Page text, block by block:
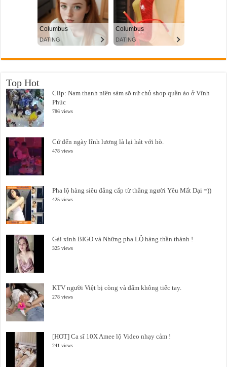
Top Hot
Clip: Nam thanh niên sàm sỡ nữ chủ shop quần áo ở Vĩnh
Phúc
786 views
Cứ đến ngày lĩnh lương là lại hát với hò.
478 views
Pha lộ hàng siêu đẳng cấp từ thằng người Yêu Mất Dại =))
425 views
Gái xinh BIGO và Những pha LỘ hàng thần thánh !
325 views
KTV người Việt bị còng và đấm không tiếc tay.
278 views
[HOT] Ca sĩ 10X Amee lộ Video nhạy cảm !
241 views